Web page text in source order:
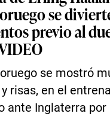
se
previo al
se mostró
risas, en el
ante Inglaterra por